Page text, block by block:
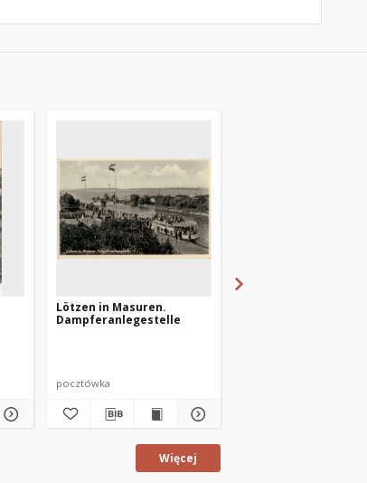
Lötzen in Masuren.
Dampferanlegestelle
pocztówka
Więcej